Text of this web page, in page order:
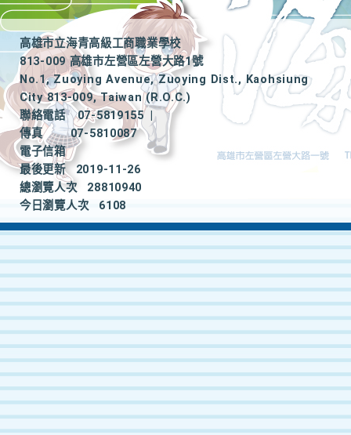
高雄市立海青高級工商職業學校
813-009 高雄市左營區左營大路1號
No.1, Zuoying Avenue, Zuoying Dist., Kaohsiung
City 813-009, Taiwan (R.O.C.)
聯絡電話
07-5819155
|
傳真
07-5810087
電子信箱
最後更新
2019-11-26
總瀏覽人次
28810940
今日瀏覽人次
6108